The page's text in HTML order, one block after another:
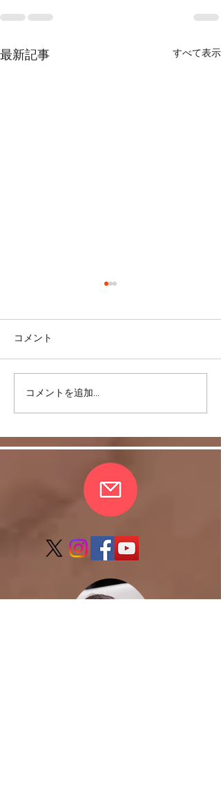
最新記事 すべて表示
皆さまの愛情に支えら
れ、無事、おさらい会終
コメント
コメントを追加…